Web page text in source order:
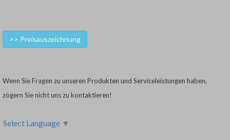
>> Preisauszeichnung
Wenn Sie Fragen zu unseren Produkten und Serviceleistungen haben,
zögern Sie nicht uns zu kontaktieren!
Select Language ▼